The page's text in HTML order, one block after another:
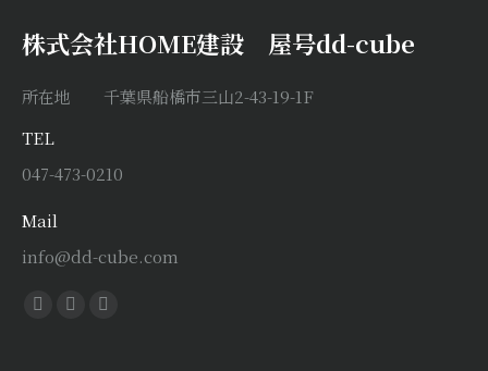
株式会社HOME建設 屋号dd-cube
所在地 千葉県船橋市三山2-43-19-1F
TEL
047-473-0210
Mail
info@dd-cube.com
Find us on:
Facebook
X
Instagram